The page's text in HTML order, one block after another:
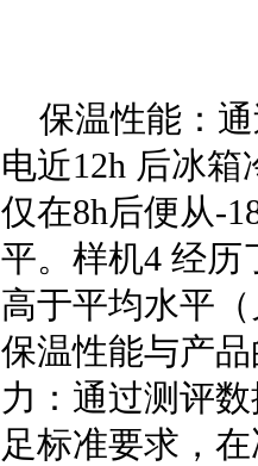
保温性能：
电近12h 后冰
仅在8h后便从-
平。样机4 经
高于平均水平
保温性能与产
力：通过测评
足标准要求，